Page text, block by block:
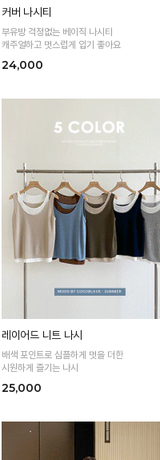
커버 나시티
부유방 걱정없는 베이직 나시티
캐주얼하고 멋스럽게 입기 좋아요
24,000
레이어드 니트 나시
배색 포인트로 심플하게 멋을 더한
시원하게 즐기는 나시
25,000